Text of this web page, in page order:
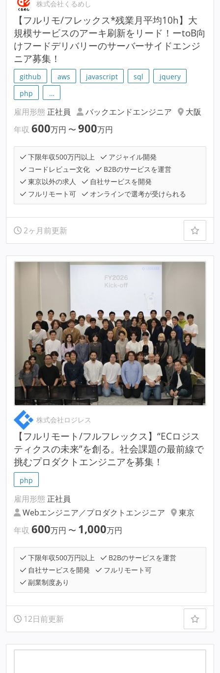
株式会社くるめし
【フルリモ/フレックス*残業月平均10h】大
規模サービスのアーキ刷新をリード！ーtoB向
けフードデリバリーのサーバーサイドエンジ
ニア募集！
github aws javascript sql
jquery
php
…
雇用形態 正社員 バックエンドエンジニア
大阪
年収 600万円 〜 900万円
下限年収500万円以上
アジャイル開発
コードレビュー文化
B2Bのサービスを運営
東京以外の求人
自社サービスを開発
フルリモート可
オンラインで選考が受けられる
2ヶ月前更新
株式会社ロジレス
【フルリモート/フルフレックス】“ECロジス
ティクスの未来”を創る。社会課題の最前線で
挑むプロダクトエンジニアを募集！
php
雇用形態 正社員
Webエンジニア／プロダクトエンジニア
東京
年収 600万円 〜 1,000万円
下限年収500万円以上
B2Bのサービスを運営
自社サービスを開発
フルリモート可
副業制度あり
12日前更新